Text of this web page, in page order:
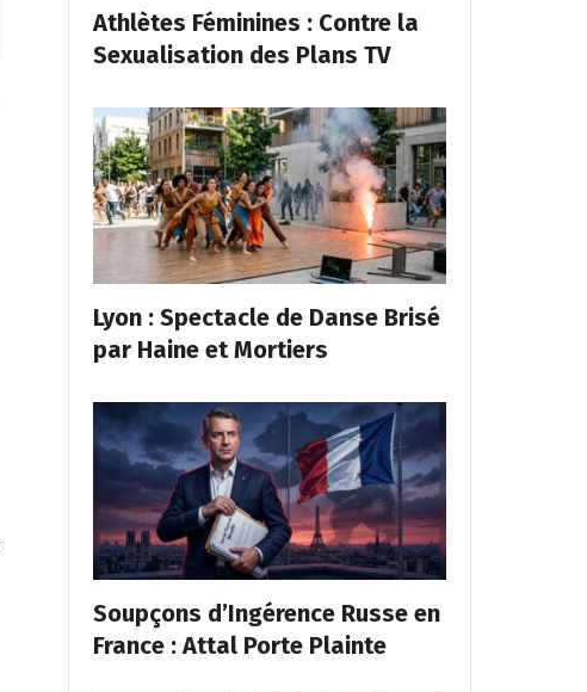
Athlètes Féminines : Contre la
Sexualisation des Plans TV
Lyon : Spectacle de Danse Brisé
par Haine et Mortiers
Soupçons d’Ingérence Russe en
France : Attal Porte Plainte